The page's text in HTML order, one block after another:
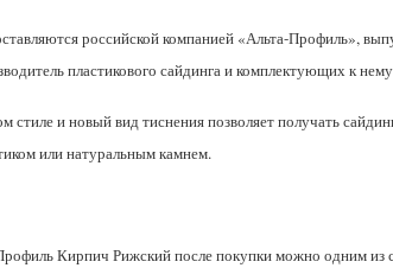
российской компанией «Альта-Профиль»,
пластикового сайдинга и комплектующих к
стиле и новый вид тиснения позволяет получать
или натуральным камнем.
Кирпич Рижский после покупки можно одним